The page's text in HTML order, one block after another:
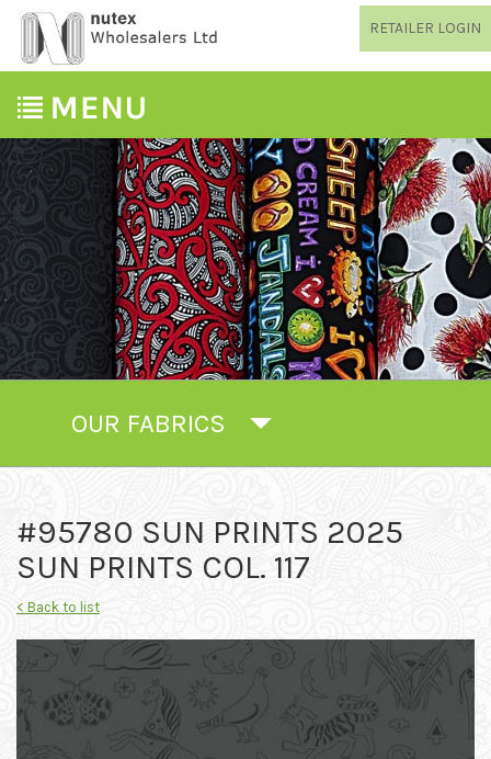
RETAILER LOGIN
OUR FABRICS
#95780 SUN PRINTS 2025
SUN PRINTS COL. 117
< Back to list